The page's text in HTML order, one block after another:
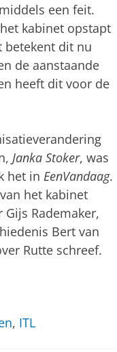
een feit.
kabinet opstapt
betekent dit nu
de aanstaande
heeft dit voor de
Janka Stoker, was
het in EenVandaag.
het kabinet
Rademaker,
Bert van
Rutte schreef.
, ITL